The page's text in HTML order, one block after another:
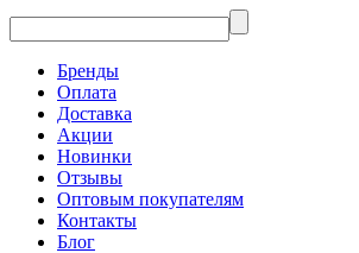
Бренды
Оплата
Доставка
Акции
Новинки
Отзывы
Оптовым покупателям
Контакты
Блог